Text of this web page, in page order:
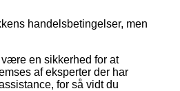
handelsbetingelser, men
en sikkerhed for at
af eksperter der har
for så vidt du